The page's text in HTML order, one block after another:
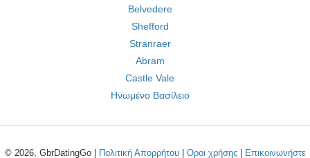
Belvedere
Shefford
Stranraer
Abram
Castle Vale
Ηνωμένο Βασίλειο
© 2026, GbrDatingGo | Πολιτική Απορρήτου| Οροι χρήσης| Επικοινωνήστε